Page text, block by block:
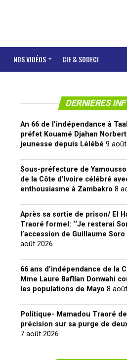
NOS VIDÉOS CIE & SODECI
DERNIERES
An 66 de l’indépendance à
préfet Kouamé Djahan Norbert
jeunesse depuis Lélébé 9
Sous-préfecture de
de la Côte d’Ivoire célébré
enthousiasme à Zambakro 8
Après sa sortie de prison/ El
Traoré formel: ‘‘Je resterai
l’accession de Guillaume Soro
août 2026
66 ans d’indépendance de la
Mme Laure Bafllan Donwahi
les populations de Mayo 8
Politique- Mamadou Traoré
précision sur sa purge de
7 août 2026